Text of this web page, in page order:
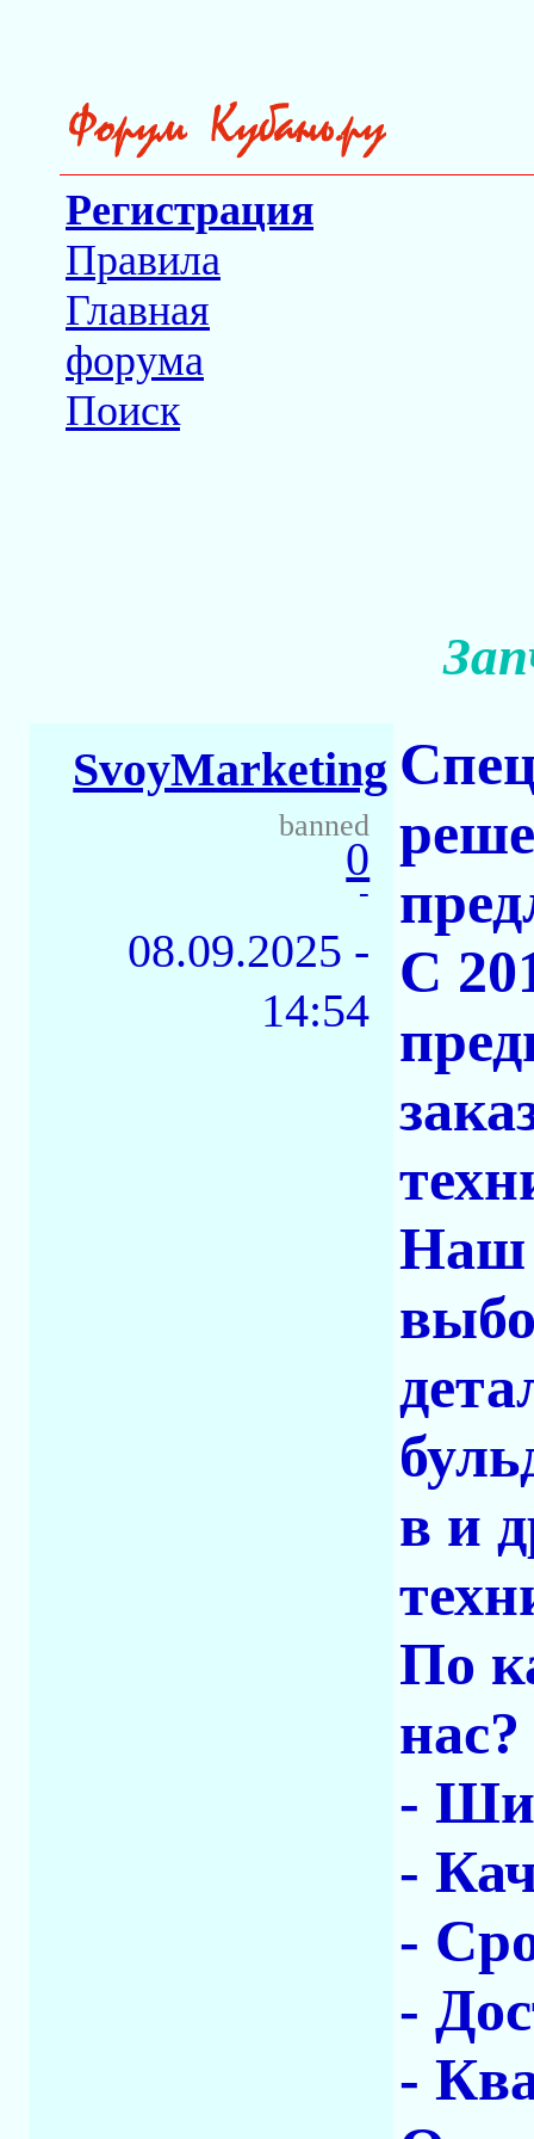
Регистрация
Правила
Главная
форума
Поиск
SvoyMarketing
banned
0
-
08.09.2025 -
14:54
С
Наш
в и
По
нас?
-
-
-
-
-